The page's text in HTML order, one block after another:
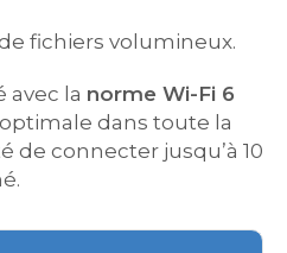
fichiers volumineux.
avec la norme Wi-Fi 6
dans toute la
de connecter jusqu’à 10